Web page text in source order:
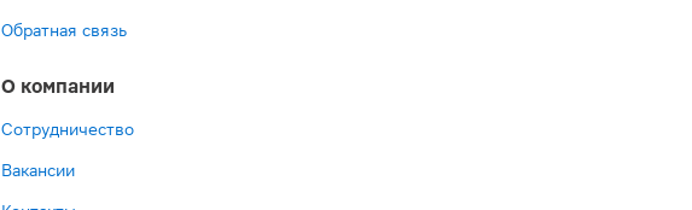
Обратная связь
О компании
Сотрудничество
Вакансии